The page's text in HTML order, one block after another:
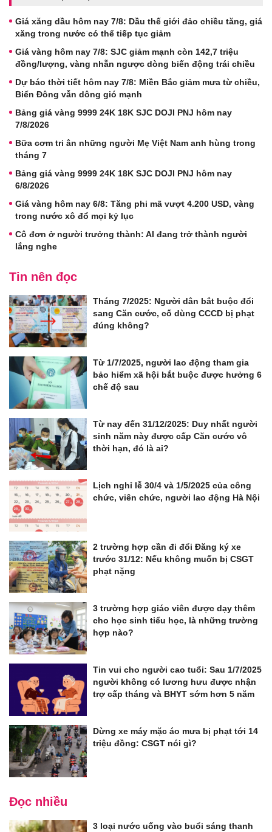
Giá xăng dầu hôm nay 7/8: Dầu thế giới đảo chiều tăng, giá
xăng trong nước có thể tiếp tục giảm
Giá vàng hôm nay 7/8: SJC giảm mạnh còn 142,7 triệu
đồng/lượng, vàng nhẫn ngược dòng biến động trái chiều
Dự báo thời tiết hôm nay 7/8: Miền Bắc giảm mưa từ chiều,
Biển Đông vẫn dông gió mạnh
Bảng giá vàng 9999 24K 18K SJC DOJI PNJ hôm nay
7/8/2026
Bữa cơm tri ân những người Mẹ Việt Nam anh hùng trong
tháng 7
Bảng giá vàng 9999 24K 18K SJC DOJI PNJ hôm nay
6/8/2026
Giá vàng hôm nay 6/8: Tăng phi mã vượt 4.200 USD, vàng
trong nước xô đổ mọi kỷ lục
Cô đơn ở người trưởng thành: AI đang trở thành người
lắng nghe
Tin nên đọc
Tháng 7/2025: Người dân bắt buộc đổi
sang Căn cước, cố dùng CCCD bị phạt
đúng không?
Từ 1/7/2025, người lao động tham gia
bảo hiểm xã hội bắt buộc được hưởng 6
chế độ sau
Từ nay đến 31/12/2025: Duy nhất người
sinh năm này được cấp Căn cước vô
thời hạn, đó là ai?
Lịch nghỉ lễ 30/4 và 1/5/2025 của công
chức, viên chức, người lao động Hà Nội
2 trường hợp cần đi đổi Đăng ký xe
trước 31/12: Nếu không muốn bị CSGT
phạt nặng
3 trường hợp giáo viên được dạy thêm
cho học sinh tiểu học, là những trường
hợp nào?
Tin vui cho người cao tuổi: Sau 1/7/2025
người không có lương hưu được nhận
trợ cấp tháng và BHYT sớm hơn 5 năm
Dừng xe máy mặc áo mưa bị phạt tới 14
triệu đồng: CSGT nói gì?
Đọc nhiều
3 loại nước uống vào buổi sáng thanh